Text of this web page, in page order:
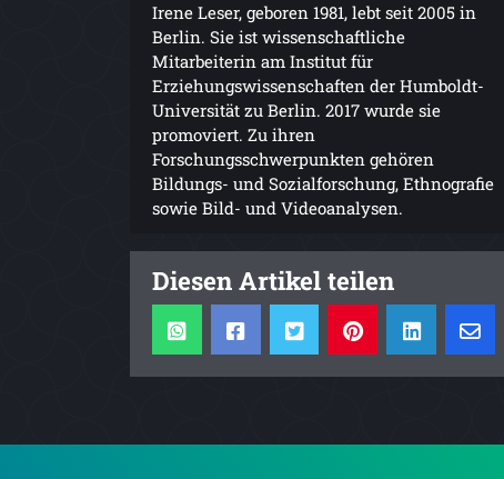
Irene Leser, geboren 1981, lebt seit 2005 in
Berlin. Sie ist wissenschaftliche
Mitarbeiterin am Institut für
Erziehungswissenschaften der Humboldt-
Universität zu Berlin. 2017 wurde sie
promoviert. Zu ihren
Forschungsschwerpunkten gehören
Bildungs- und Sozialforschung, Ethnografie
sowie Bild- und Videoanalysen.
Diesen Artikel teilen